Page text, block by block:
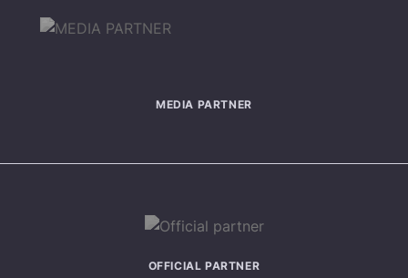
MEDIA PARTNER
OFFICIAL PARTNER